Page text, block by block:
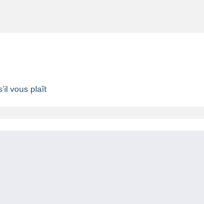
vous plaît